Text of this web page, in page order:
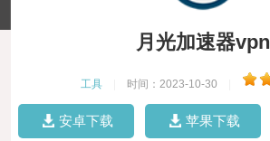
月光加速器vpn
工具 时间：2023-10-30
安卓下载 苹果下载